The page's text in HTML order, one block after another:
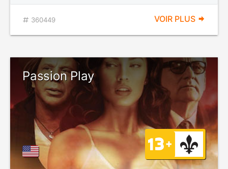
360449 VOIR PLUS
Passion Play